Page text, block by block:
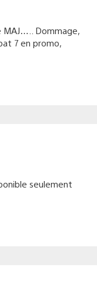
Dommage,
7 en promo,
seulement